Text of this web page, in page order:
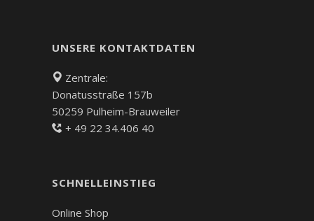
UNSERE KONTAKTDATEN
Zentrale:
Donatusstraße 157b
50259 Pulheim-Brauweiler
+ 49 22 34.406 40
SCHNELLEINSTIEG
Online Shop